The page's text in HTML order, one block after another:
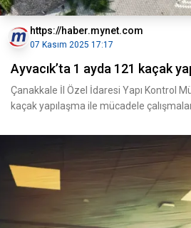
https://haber.mynet.com
07 Kasım 2025 17:17
Ayvacık’ta 1 ayda 121 kaçak
Çanakkale İl Özel İdaresi Yapı Kontrol
kaçak yapılaşma ile mücadele